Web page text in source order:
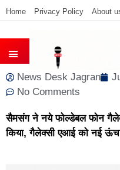
Home Privacy Policy About
News Desk Jagran
No Comments
सैमसंग ने नये फोल्डेबल फोन
किया, गैलेक्‍सी एआई को नई